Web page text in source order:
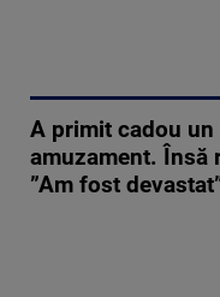
A primit cadou
amuzament. Însă
”Am fost